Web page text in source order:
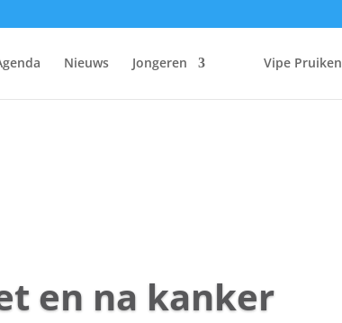
Nieuws Jongeren Vipe Pruiken
en na kanker